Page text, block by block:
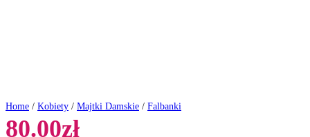
Home / Kobiety / Majtki Damskie / Falbanki
80.00zł